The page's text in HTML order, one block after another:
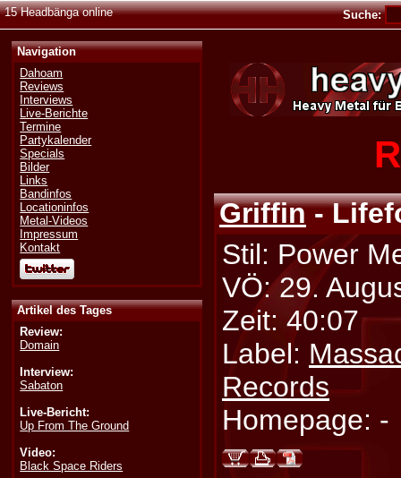
15 Headbänga online Suche:
Navigation
Dahoam
Reviews
Interviews
Live-Berichte
Termine
Partykalender
Specials
Bilder
Links
Bandinfos
Locationinfos
Metal-Videos
Impressum
Kontakt
Artikel des Tages
Review:
Domain
Interview:
Sabaton
Live-Bericht:
Up From The Ground
Video:
Black Space Riders
Griffin-
Stil: Power
VÖ: 29.
Zeit: 40:07
Label:
Records
Homepage: -